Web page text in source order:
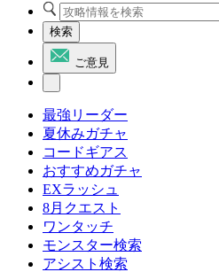
検索
ご意見
最強リーダー
夏休みガチャ
コードギアス
おすすめガチャ
EXラッシュ
8月クエスト
ワンタッチ
モンスター検索
アシスト検索